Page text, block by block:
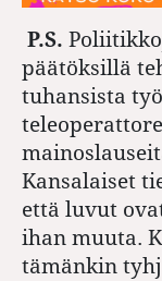
P.S.
päätöksillä
tuhansista
Kansalaiset
että luvut
ihan muuta.
tämänkin